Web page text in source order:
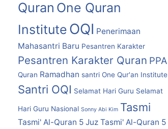
Quran One Quran
Institute OQI Penerimaan
Mahasantri Baru Pesantren Karakter
Pesantren Karakter Quran PPA
Quran Ramadhan santri One Qur'an Institute
Santri OQI Selamat Hari Guru Selamat
Hari Guru Nasional Sonny Abi Kim Tasmi
Tasmi' Al-Quran 5 Juz Tasmi' Al-Quran 5